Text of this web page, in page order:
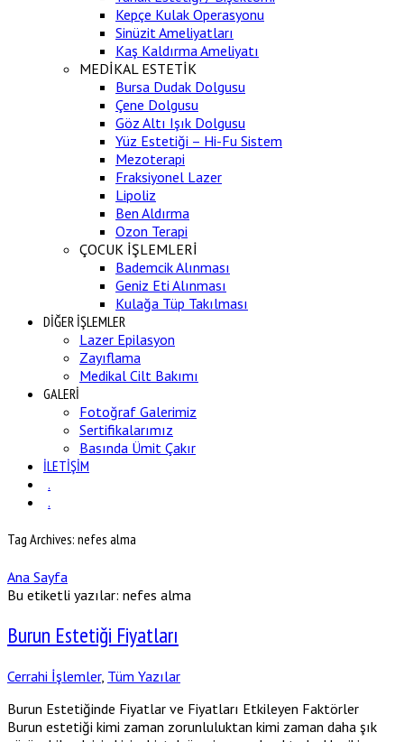
Kepçe Kulak Operasyonu
Sinüzit Ameliyatları
Kaş Kaldırma Ameliyatı
MEDİKAL ESTETİK
Bursa Dudak Dolgusu
Çene Dolgusu
Göz Altı Işık Dolgusu
Yüz Estetiği – Hi-Fu Sistem
Mezoterapi
Fraksiyonel Lazer
Lipoliz
Ben Aldırma
Ozon Terapi
ÇOCUK İŞLEMLERİ
Bademcik Alınması
Geniz Eti Alınması
Kulağa Tüp Takılması
DİĞER İŞLEMLER
Lazer Epilasyon
Zayıflama
Medikal Cilt Bakımı
GALERİ
Fotoğraf Galerimiz
Sertifikalarımız
Basında Ümit Çakır
İLETİŞİM
.
.
Tag Archives: nefes alma
Ana Sayfa
Bu etiketli yazılar: nefes alma
Burun Estetiği Fiyatları
Cerrahi İşlemler, Tüm Yazılar
Burun Estetiğinde Fiyatlar ve Fiyatları Etkileyen Faktörler
Burun estetiği kimi zaman zorunluluktan kimi zaman daha şık